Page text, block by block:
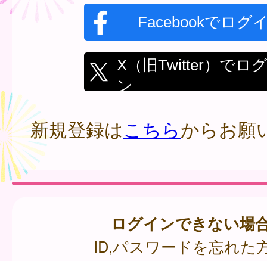
Facebookでログ
X（旧Twitter）でロ
ン
新規登録はこちらからお願
ログインできない場
ID,パスワードを忘れた